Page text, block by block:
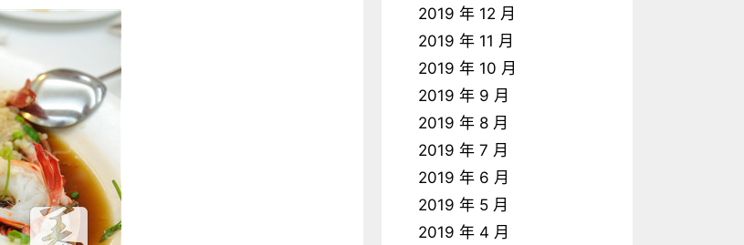
2019 年 12 月
2019 年 11 月
2019 年 10 月
2019 年 9 月
2019 年 8 月
2019 年 7 月
2019 年 6 月
2019 年 5 月
2019 年 4 月